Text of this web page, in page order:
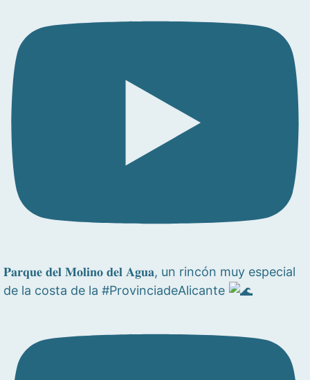
𝐏𝐚𝐫𝐪𝐮𝐞 𝐝𝐞𝐥 𝐌𝐨𝐥𝐢𝐧𝐨 𝐝𝐞𝐥 𝐀𝐠𝐮𝐚, un rincón muy especial
de la costa de la #ProvinciadeAlicante